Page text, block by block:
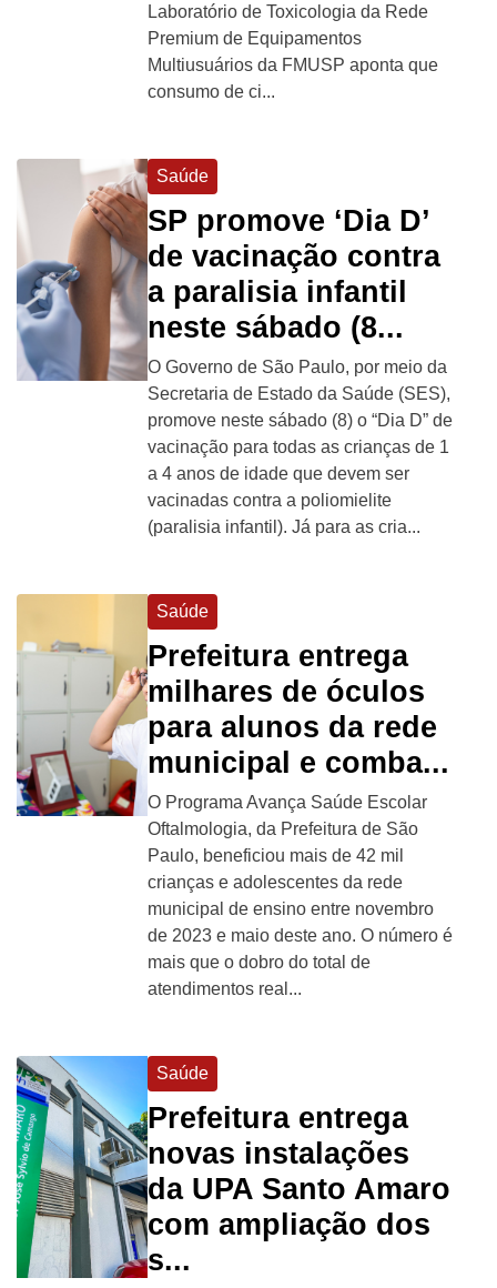
Laboratório de Toxicologia da Rede
Premium de Equipamentos
Multiusuários da FMUSP aponta que
consumo de ci...
Saúde
SP promove ‘Dia D’
de vacinação contra
a paralisia infantil
neste sábado (8...
O Governo de São Paulo, por meio da
Secretaria de Estado da Saúde (SES),
promove neste sábado (8) o “Dia D” de
vacinação para todas as crianças de 1
a 4 anos de idade que devem ser
vacinadas contra a poliomielite
(paralisia infantil). Já para as cria...
Saúde
Prefeitura entrega
milhares de óculos
para alunos da rede
municipal e comba...
O Programa Avança Saúde Escolar
Oftalmologia, da Prefeitura de São
Paulo, beneficiou mais de 42 mil
crianças e adolescentes da rede
municipal de ensino entre novembro
de 2023 e maio deste ano. O número é
mais que o dobro do total de
atendimentos real...
Saúde
Prefeitura entrega
novas instalações
da UPA Santo Amaro
com ampliação dos
s...